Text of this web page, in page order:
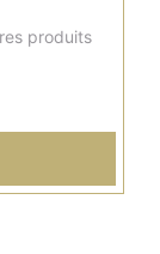
produits